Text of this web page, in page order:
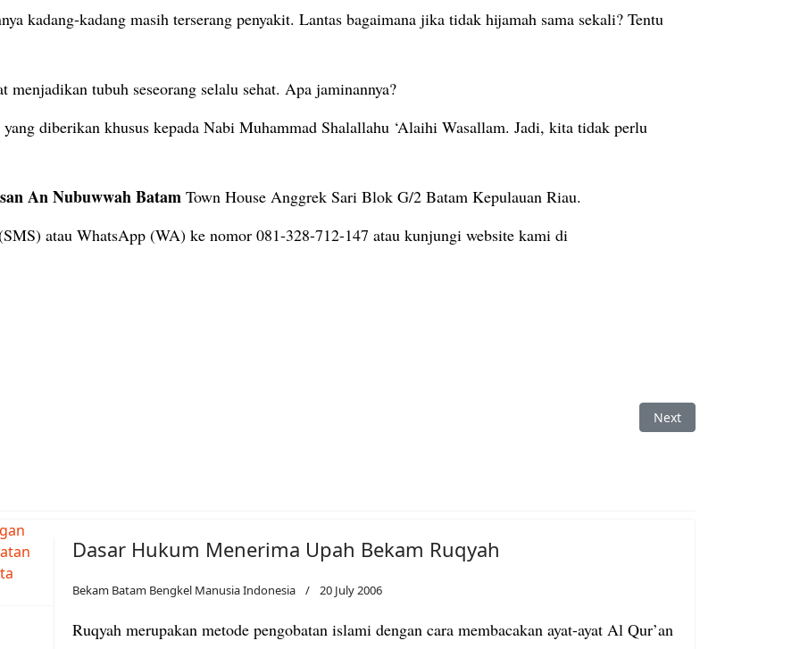
kadang-kadang masih terserang penyakit. Lantas bagaimana jika tidak hijamah sama sekali? Tentu
tubuh seseorang selalu sehat. Apa jaminannya?
diberikan khusus kepada Nabi Muhammad Shalallahu ‘Alaihi Wasallam. Jadi, kita tidak perlu
An Nubuwwah Batam Town House Anggrek Sari Blok G/2 Batam Kepulauan Riau.
atau WhatsApp (WA) ke nomor 081-328-712-147 atau kunjungi website kami di
Muhammad 1 Next article: Dasar
Next
Dasar Hukum Menerima Upah Bekam Ruqyah
Bekam Batam Bengkel Manusia Indonesia 20 July 2006
Ruqyah merupakan metode pengobatan islami dengan cara membacakan ayat-ayat Al Qur’an